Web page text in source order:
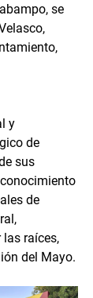
se
y
de
sus
de
raíces,
del Mayo.